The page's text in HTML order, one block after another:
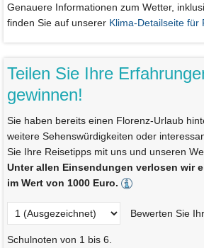
Genauere Informationen zum Wetter,
finden Sie auf unserer Klima-Detailseite für
Teilen Sie Ihre
gewinnen!
Sie haben bereits einen Florenz-Urlaub
weitere Sehenswürdigkeiten oder
Sie Ihre Reisetipps mit uns und unseren
Unter allen Einsendungen verlosen wir
im Wert von 1000 Euro.
Bewerten Sie
Schulnoten von 1 bis 6.